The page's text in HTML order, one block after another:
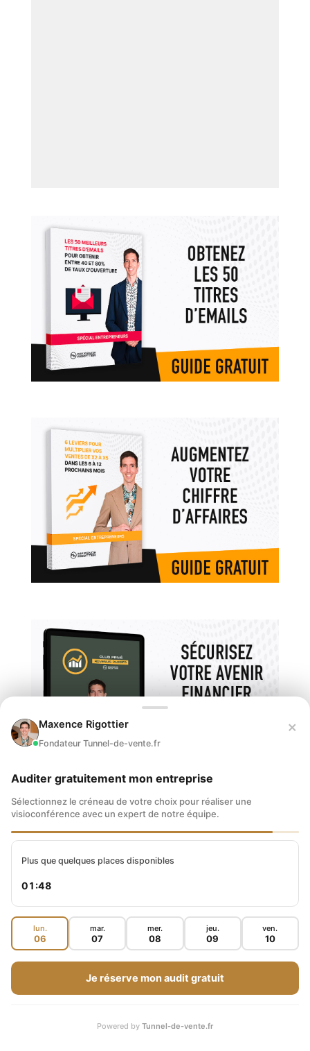
Maxence Rigottier
Fondateur Tunnel-de-vente.fr
×
Auditer gratuitement mon entreprise
Sélectionnez le créneau de votre choix pour réaliser une
visioconférence avec un expert de notre équipe.
Plus que quelques places disponibles
01:47
lun.
06
mar.
07
mer.
08
jeu.
09
ven.
10
Je réserve mon audit gratuit
Powered by Tunnel-de-vente.fr